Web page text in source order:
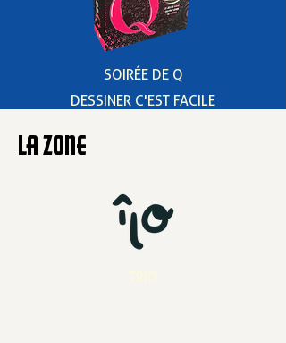
SOIRÉE DE Q
DESSINER C'EST FACILE
LA ZONE